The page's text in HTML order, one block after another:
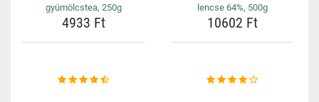
gyümölcstea, 250g
4933 Ft
lencse 64%, 500g
10602 Ft